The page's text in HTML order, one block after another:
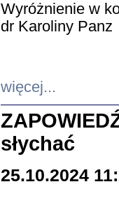
Wyróżnienie w
dr Karoliny Panz
więcej...
słychać
25.10.2024